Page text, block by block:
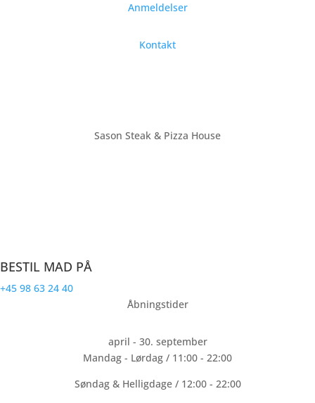
Anmeldelser
Kontakt
Sason Steak & Pizza House
BESTIL MAD PÅ
+45 98 63 24 40
Åbningstider
april - 30. september
Mandag - Lørdag / 11:00 - 22:00
Søndag & Helligdage / 12:00 - 22:00